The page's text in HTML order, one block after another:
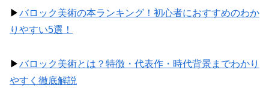
▶バロック美術の本ランキング！初心者におすすめのわか
りやすい5選！
▶バロック美術とは？特徴・代表作・時代背景までわかり
やすく徹底解説